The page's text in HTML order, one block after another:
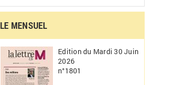
LE MENSUEL
Edition du Mardi 30 Juin
2026
n°1801